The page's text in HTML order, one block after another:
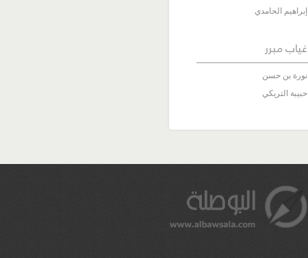
إبراهيم الحامدي
غياب مبرر
نورة بن حسن
حبيبة التريكي